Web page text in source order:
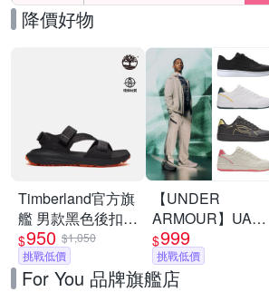
降價好物
Timberland官方旗
艦 男款黑色後扣式
涼鞋|A6DPPETY
$950 $1,050
挑戰低價
【UNDER
ARMOUR】UA
Tempo 運動休閒鞋
多款任選
$999
挑戰低價
For You 品牌旗艦店